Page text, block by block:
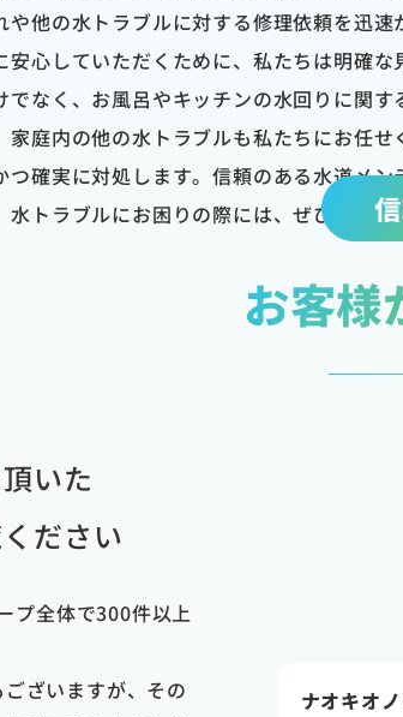
他の水トラブルに対する修理依頼を迅速
安心していただくために、私たちは明確
でなく、お風呂やキッチンの水回りに関す
家庭内の他の水トラブルも私たちにお任
つ確実に対処します。信頼のある水道メ
水トラブルにお困りの際には、ぜひ水道
お客様
ナオキオ
いた
ださい
プ全体で300件以上
ざいますが、その